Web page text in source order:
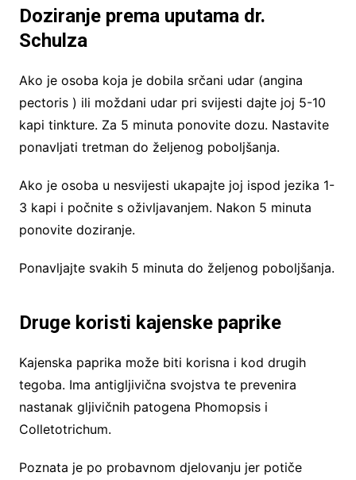
Doziranje prema uputama dr.
Schulza
Ako je osoba koja je dobila srčani udar (angina
pectoris ) ili moždani udar pri svijesti dajte joj 5-10
kapi tinkture. Za 5 minuta ponovite dozu. Nastavite
ponavljati tretman do željenog poboljšanja.
Ako je osoba u nesvijesti ukapajte joj ispod jezika 1-
3 kapi i počnite s oživljavanjem. Nakon 5 minuta
ponovite doziranje.
Ponavljajte svakih 5 minuta do željenog poboljšanja.
Druge koristi kajenske paprike
Kajenska paprika može biti korisna i kod drugih
tegoba. Ima antigljivična svojstva te prevenira
nastanak gljivičnih patogena Phomopsis i
Colletotrichum.
Poznata je po probavnom djelovanju jer potiče